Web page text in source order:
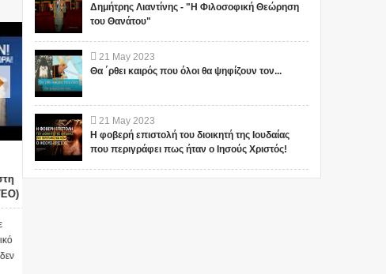
Δημήτρης Λιαντίνης - "Η Φιλοσοφική Θεώρηση
του Θανάτου"
21 May 2023
Θα ΄ρθει καιρός που όλοι θα ψηφίζουν τον...
21 May 2023
Η φοβερή επιστολή του διοικητή της Ιουδαίας
που περιγράφει πως ήταν ο Ιησούς Χριστός!